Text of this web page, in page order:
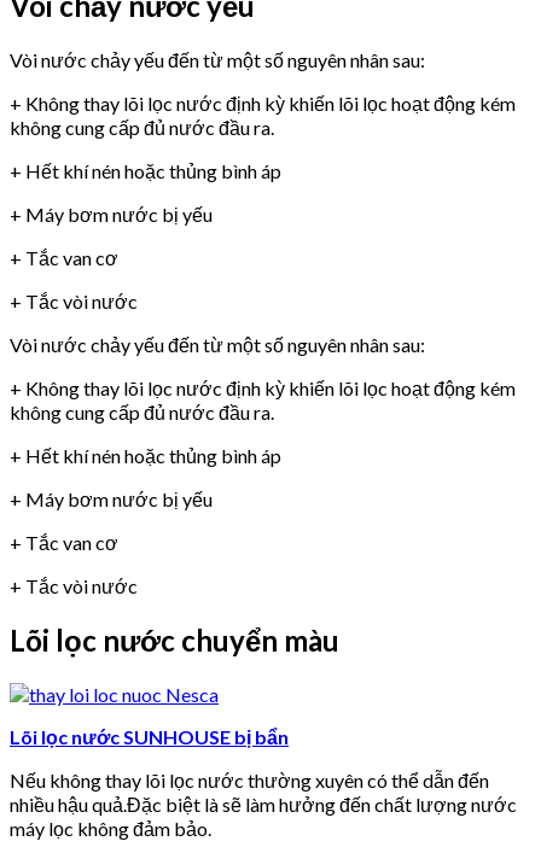
Vòi nước chảy yếu đến từ một số nguyên nhân sau:
+ Không thay lõi lọc nước định kỳ khiến lõi lọc hoạt động kém
không cung cấp đủ nước đầu ra.
+ Hết khí nén hoặc thủng bình áp
+ Máy bơm nước bị yếu
+ Tắc van cơ
+ Tắc vòi nước
Vòi nước chảy yếu đến từ một số nguyên nhân sau:
+ Không thay lõi lọc nước định kỳ khiến lõi lọc hoạt động kém
không cung cấp đủ nước đầu ra.
+ Hết khí nén hoặc thủng bình áp
+ Máy bơm nước bị yếu
+ Tắc van cơ
+ Tắc vòi nước
Lõi lọc nước chuyển màu
Lõi lọc nước SUNHOUSE bị bẩn
Nếu không thay lõi lọc nước thường xuyên có thể dẫn đến
nhiều hậu quả.Đặc biệt là sẽ làm hưởng đến chất lượng nước
máy lọc không đảm bảo.